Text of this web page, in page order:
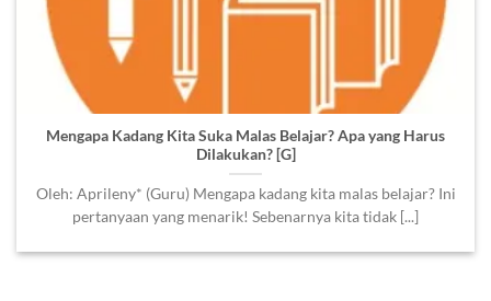
Mengapa Kadang Kita Suka Malas Belajar? Apa yang Harus
Dilakukan? [G]
Oleh: Aprileny* (Guru) Mengapa kadang kita malas belajar? Ini
pertanyaan yang menarik! Sebenarnya kita tidak [...]